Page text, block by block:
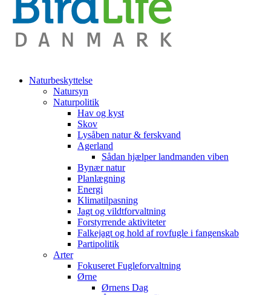
Naturbeskyttelse
Natursyn
Naturpolitik
Hav og kyst
Skov
Lysåben natur & ferskvand
Agerland
Sådan hjælper landmanden viben
Bynær natur
Planlægning
Energi
Klimatilpasning
Jagt og vildtforvaltning
Forstyrrende aktiviteter
Falkejagt og hold af rovfugle i fangenskab
Partipolitik
Arter
Fokuseret Fugleforvaltning
Ørne
Ørnens Dag